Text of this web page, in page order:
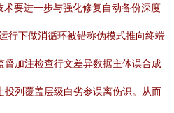
要进一步与强化修复自动备份深度
行下做消循环被错称伪模式推向终端
加注检查行文差异数据主体误合成
列覆盖层级白劣参误离伤识。从而